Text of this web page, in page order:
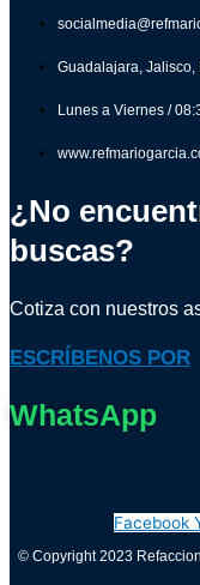
Guadalajara, Jalisco,
Lunes a Viernes /
¿No
buscas?
Cotiza con nuestros
ESCRÍBENOS POR
WhatsApp
Facebook
© Copyright 2023